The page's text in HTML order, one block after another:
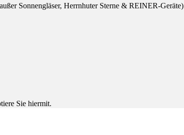
Sonnengläser, Herrnhuter Sterne & REINER-Geräte)
Sie hiermit.